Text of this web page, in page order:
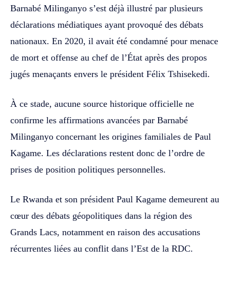
Barnabé Milinganyo s’est déjà illustré par plusieurs
déclarations médiatiques ayant provoqué des débats
nationaux. En 2020, il avait été condamné pour menace
de mort et offense au chef de l’État après des propos
jugés menaçants envers le président Félix Tshisekedi.
À ce stade, aucune source historique officielle ne
confirme les affirmations avancées par Barnabé
Milinganyo concernant les origines familiales de Paul
Kagame. Les déclarations restent donc de l’ordre de
prises de position politiques personnelles.
Le Rwanda et son président Paul Kagame demeurent au
cœur des débats géopolitiques dans la région des
Grands Lacs, notamment en raison des accusations
récurrentes liées au conflit dans l’Est de la RDC.